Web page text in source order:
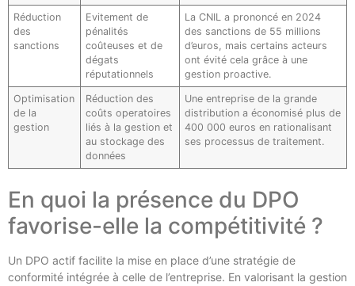
Réduction
des
sanctions
Evitement de
pénalités
coûteuses et de
dégats
réputationnels
La CNIL a prononcé en 2024
des sanctions de 55 millions
d’euros, mais certains acteurs
ont évité cela grâce à une
gestion proactive.
Optimisation
de la
gestion
Réduction des
coûts operatoires
liés à la gestion et
au stockage des
données
Une entreprise de la grande
distribution a économisé plus de
400 000 euros en rationalisant
ses processus de traitement.
En quoi la présence du DPO
favorise-elle la compétitivité ?
Un DPO actif facilite la mise en place d’une stratégie de
conformité intégrée à celle de l’entreprise. En valorisant la gestion